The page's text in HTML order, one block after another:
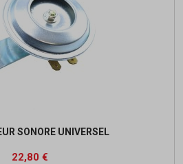
SONORE UNIVERSEL
Prix
22,80 €